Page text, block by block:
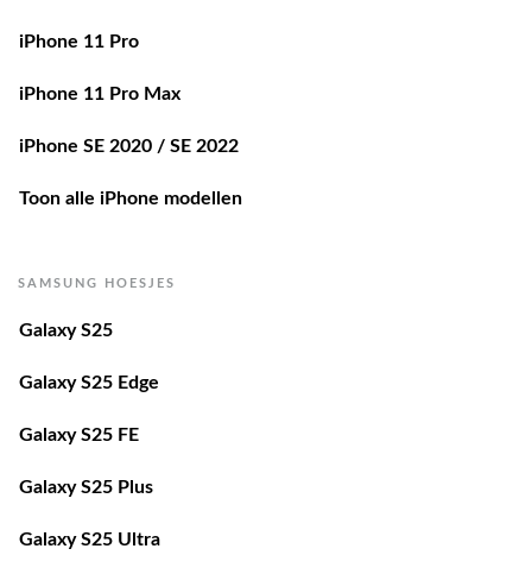
iPhone 11 Pro
iPhone 11 Pro Max
iPhone SE 2020 / SE 2022
Toon alle iPhone modellen
SAMSUNG HOESJES
Galaxy S25
Galaxy S25 Edge
Galaxy S25 FE
Galaxy S25 Plus
Galaxy S25 Ultra